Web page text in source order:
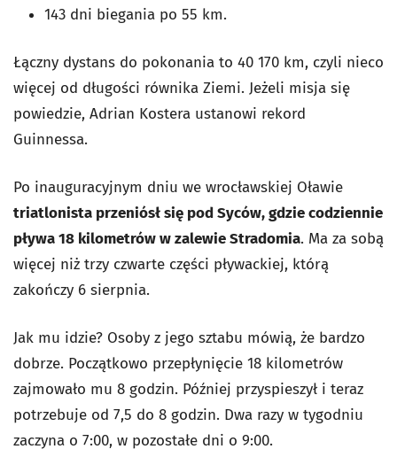
143 dni biegania po 55 km.
Łączny dystans do pokonania to 40 170 km, czyli nieco
więcej od długości równika Ziemi. Jeżeli misja się
powiedzie, Adrian Kostera ustanowi rekord
Guinnessa.
Po inauguracyjnym dniu we wrocławskiej Oławie
triatlonista przeniósł się pod Syców, gdzie codziennie
pływa 18 kilometrów w zalewie Stradomia. Ma za sobą
więcej niż trzy czwarte części pływackiej, którą
zakończy 6 sierpnia.
Jak mu idzie? Osoby z jego sztabu mówią, że bardzo
dobrze. Początkowo przepłynięcie 18 kilometrów
zajmowało mu 8 godzin. Później przyspieszył i teraz
potrzebuje od 7,5 do 8 godzin. Dwa razy w tygodniu
zaczyna o 7:00, w pozostałe dni o 9:00.